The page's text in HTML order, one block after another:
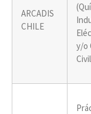
ARCADIS
CHILE
y/o